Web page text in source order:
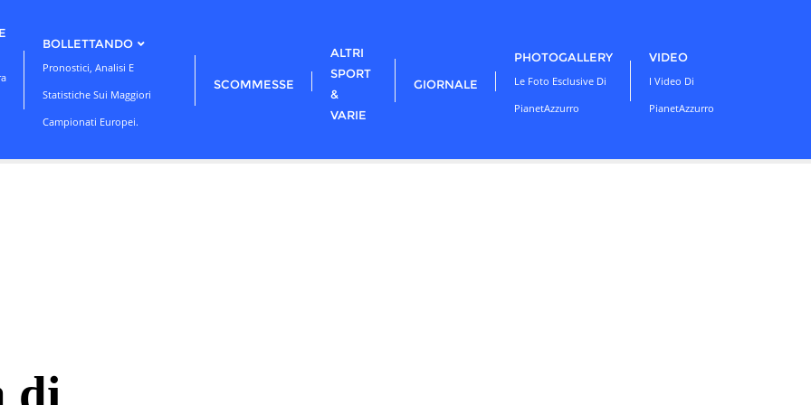
BOLLETTANDO
Pronostici, Analisi E
Statistiche Sui Maggiori
Campionati Europei.
SCOMMESSE
ALTRI
SPORT
&
VARIE
GIORNALE
PHOTOGALLERY
Le Foto Esclusive Di
PianetAzzurro
VIDEO
I Video Di
PianetAzzurro
di